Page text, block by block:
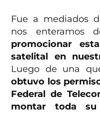
Fue a mediados
nos enteramos
promocionar
satelital en
Luego de una
obtuvo los
Federal de
montar toda